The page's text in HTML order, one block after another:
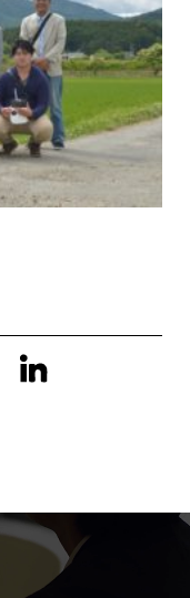
facebooklinkedin